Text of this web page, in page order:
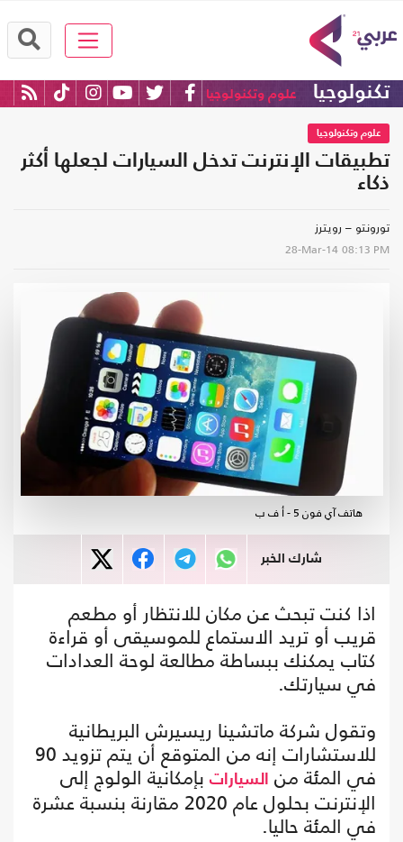
تكنولوجيا علوم وتكنولوجيا
علوم وتكنولوجيا
تطبيقات الإنترنت تدخل السيارات لجعلها أكثر
ذكاء
تورونتو – رويترز
28-Mar-14 08:13 PM
هاتف آي فون 5 - أ ف ب
شارك الخبر
اذا كنت تبحث عن مكان للانتظار أو مطعم
قريب أو تريد الاستماع للموسيقى أو قراءة
كتاب يمكنك ببساطة مطالعة لوحة العدادات
في سيارتك.
وتقول شركة ماتشينا ريسيرش البريطانية
للاستشارات إنه من المتوقع أن يتم تزويد 90
في المئة من السيارات بإمكانية الولوج إلى
الإنترنت بحلول عام 2020 مقارنة بنسبة عشرة
في المئة حاليا.